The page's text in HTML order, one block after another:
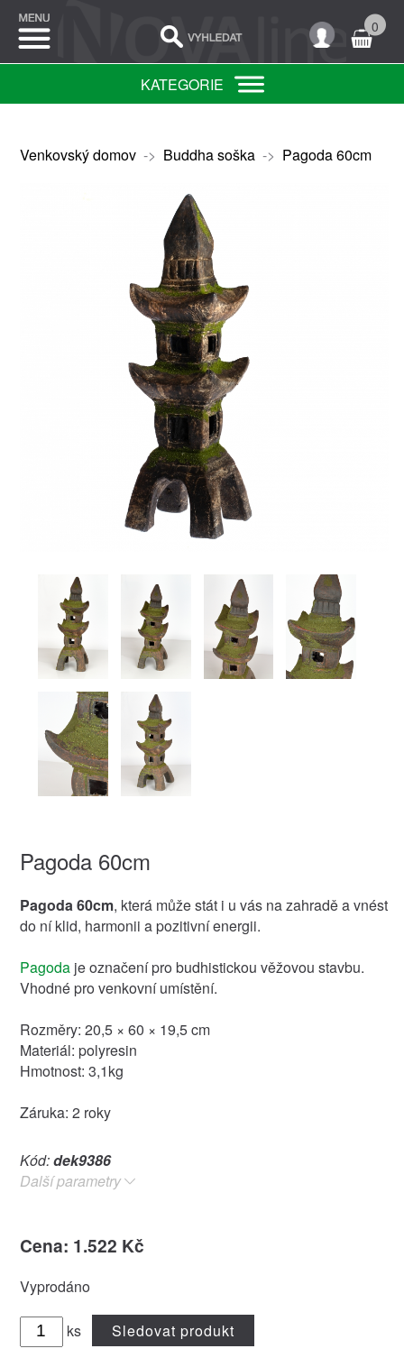
0
KATEGORIE
Venkovský domov-> Buddha soška-> Pagoda 60cm
Pagoda 60cm
Pagoda 60cm, která může stát i u vás na zahradě a vnést
do ní klid, harmonii a pozitivní energii.
Pagodaje označení pro budhistickou věžovou stavbu.
Vhodné pro venkovní umístění.
Rozměry: 20,5 × 60 × 19,5 cm
Materiál: polyresin
Hmotnost: 3,1kg
Záruka: 2 roky
Kód:dek9386
Další parametry
Cena: 1.522 Kč
Vyprodáno
ks Sledovat produkt